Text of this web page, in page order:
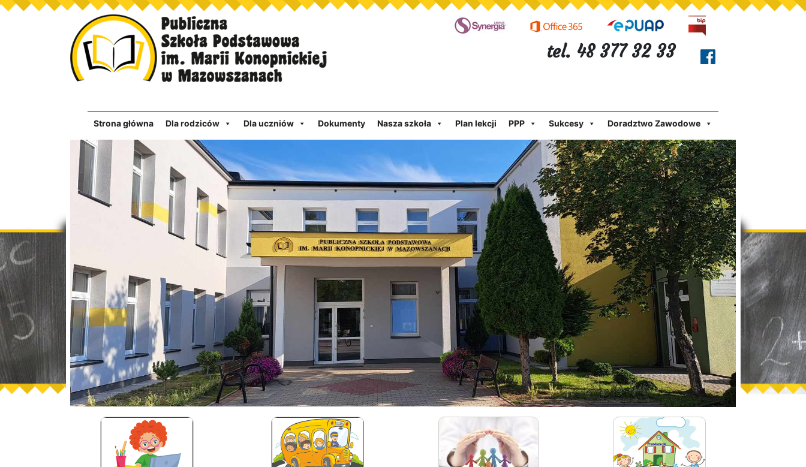
tel. 48 377 32 33
Strona główna Dla rodziców Dla uczniów Dokumenty Nasza szkoła Plan lekcji PPP Sukcesy Doradztwo Zawodowe